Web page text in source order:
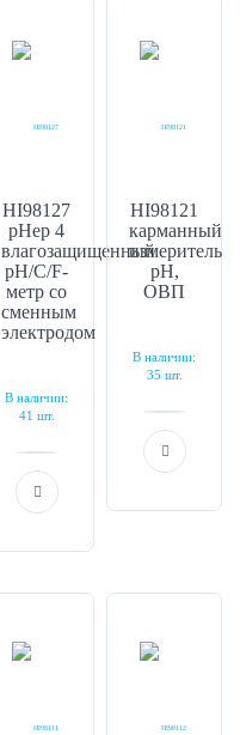
HI98127
pHep 4
влагозащищенный
рН/С/F-
метр со
сменным
электродом
В наличии:
41 шт.
HI98121
карманный
измеритель
рН,
ОВП
В наличии:
35 шт.